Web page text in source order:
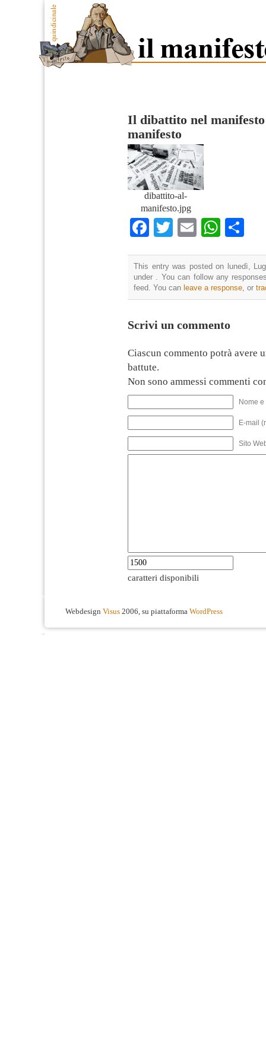
Il dibattito nel manifesto
manifesto
dibattito-al-
manifesto.jpg
Facebook
TwitterEmail
This entry was posted on lunedì,
under . You can follow any
feed. You can leave a response , or
Scrivi un commento
Ciascun commento potrà avere
battute.
Non sono ammessi commenti
Nome
E-mail
Sito
caratteri disponibili
Webdesign Visus 2006, su piattaforma WordPress